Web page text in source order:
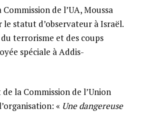
de l’UA, Moussa
statut d’observateur à Israël.
terrorisme et des coups
spéciale à Addis-
la Commission de l’Union
« Une dangereuse